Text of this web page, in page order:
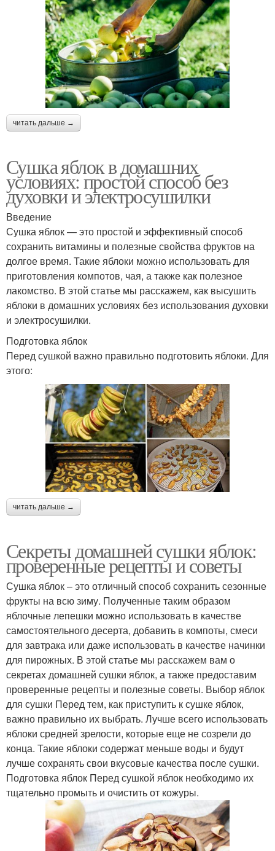
читать дальше →
Сушка яблок в домашних
условиях: простой способ без
духовки и электросушилки
Введение
Сушка яблок — это простой и эффективный способ
сохранить витамины и полезные свойства фруктов на
долгое время. Такие яблоки можно использовать для
приготовления компотов, чая, а также как полезное
лакомство. В этой статье мы расскажем, как высушить
яблоки в домашних условиях без использования духовки
и электросушилки.
Подготовка яблок
Перед сушкой важно правильно подготовить яблоки. Для
этого:
читать дальше →
Секреты домашней сушки яблок:
проверенные рецепты и советы
Сушка яблок – это отличный способ сохранить сезонные
фрукты на всю зиму. Полученные таким образом
яблочные лепешки можно использовать в качестве
самостоятельного десерта, добавить в компоты, смеси
для завтрака или даже использовать в качестве начинки
для пирожных. В этой статье мы расскажем вам о
секретах домашней сушки яблок, а также предоставим
проверенные рецепты и полезные советы. Выбор яблок
для сушки Перед тем, как приступить к сушке яблок,
важно правильно их выбрать. Лучше всего использовать
яблоки средней зрелости, которые еще не созрели до
конца. Такие яблоки содержат меньше воды и будут
лучше сохранять свои вкусовые качества после сушки.
Подготовка яблок Перед сушкой яблок необходимо их
тщательно промыть и очистить от кожуры.